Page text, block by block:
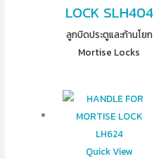
LOCK SLH404
ลูกบิดประตูและก้านโยก
Mortise Locks
Quick View